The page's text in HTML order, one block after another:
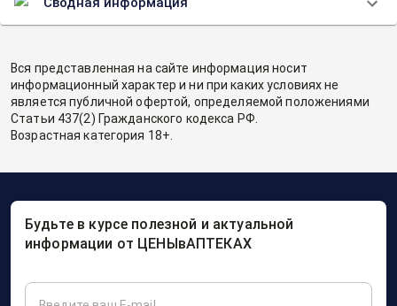
Вся представленная на сайте информация носит
информационный характер и ни при каких условиях не
является публичной офертой, определяемой положениями
Статьи 437(2) Гражданского кодекса РФ.
Возрастная категория 18+.
Будьте в курсе полезной и актуальной
информации от ЦЕНЫвАПТЕКАХ